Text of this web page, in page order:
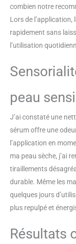
combien notre
Lors de
rapidement sans
l’utilisation
peau
J’ai constaté une
sérum offre une
l’application en
ma peau sèche, j’ai
tiraillements
durable. Même les
quelques jours
plus repulpé et
Résultats